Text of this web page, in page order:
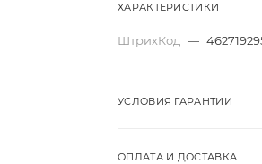
ХАРАКТЕРИСТИКИ
ШтрихКод —
УСЛОВИЯ ГАРАНТИИ
ОПЛАТА И ДОСТАВКА